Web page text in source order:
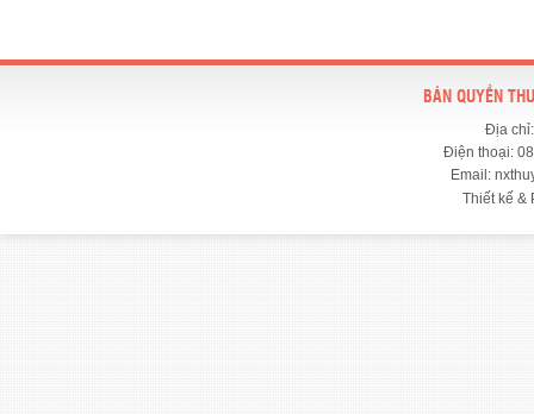
BẢN QUYỀN
Địa
Điện thoại:
Email:
Thiết kế &